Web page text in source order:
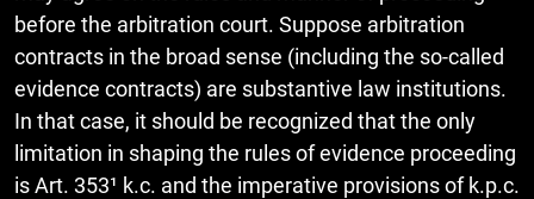
before the arbitration court. Suppose arbitration
contracts in the broad sense (including the so-called
evidence contracts) are substantive law institutions.
In that case, it should be recognized that the only
limitation in shaping the rules of evidence proceeding
is Art. 353¹ k.c. and the imperative provisions of k.p.c.